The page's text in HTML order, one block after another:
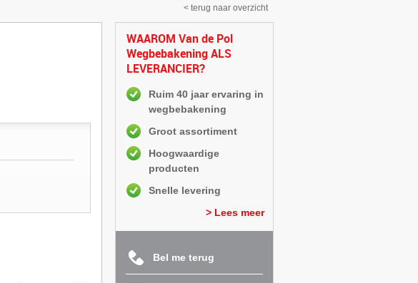
< terug naar overzicht
WAAROM Van de Pol
Wegbebakening ALS
LEVERANCIER?
Ruim 40 jaar ervaring in
wegbebakening
Groot assortiment
Hoogwaardige
producten
Snelle levering
> Lees meer
Bel me terug